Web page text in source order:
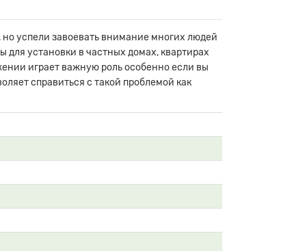
успели завоевать внимание многих людей
для установки в частных домах, квартирах
играет важную роль особенно если вы
справиться с такой проблемой как